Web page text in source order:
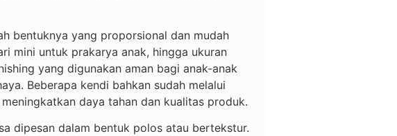
bentuknya yang proporsional dan mudah
mini untuk prakarya anak, hingga ukuran
yang digunakan aman bagi anak-anak
Beberapa kendi bahkan sudah melalui
daya tahan dan kualitas produk.
dipesan dalam bentuk polos atau bertekstur.